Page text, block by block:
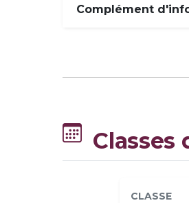
Complément
Classes
CLASSE